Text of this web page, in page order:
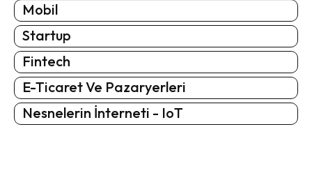
Mobil
Startup
Fintech
E-Ticaret Ve Pazaryerleri
Nesnelerin İnterneti - IoT